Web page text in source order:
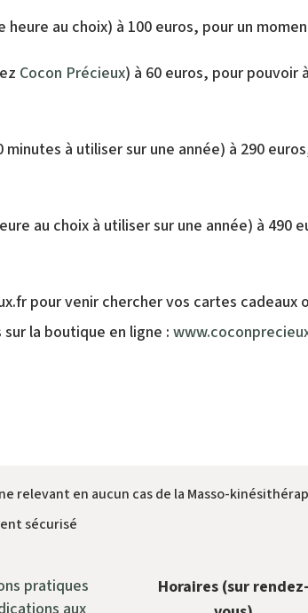
heure au choix) à 100 euros, pour un
Cocon Précieux) à 60 euros, pour pouvoir
à utiliser sur une année) à 290
au choix à utiliser sur une année) à 490
pour venir chercher vos cartes cadeaux
sur la boutique en ligne :
relevant en aucun cas de la Masso-
sécurisé
pratiques
Horaires (sur rendez-